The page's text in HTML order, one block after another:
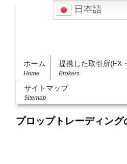
ホーム
Home
提携した取引所(FX
Brokers
サイトマップ
Sitemap
プロップトレーディン
日本語